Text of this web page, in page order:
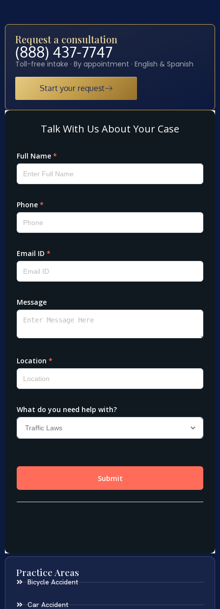
Request a consultation
(888) 437-7747
Toll-free intake · By appointment · English & Spanish
Start your request
Practice Areas
Bicycle Accident
Car Accident